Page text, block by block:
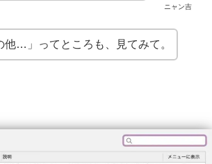
ニャン吉
他…」ってところも、見てみて。